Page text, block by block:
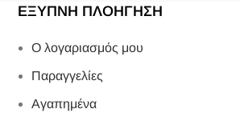
ΕΞΥΠΝΗ ΠΛΟΗΓΗΣΗ
Ο λογαριασμός μου
Παραγγελίες
Αγαπημένα